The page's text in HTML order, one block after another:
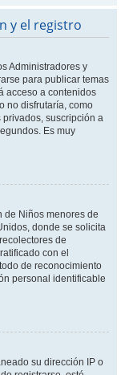
y el registro
Administradores y
para publicar temas
acceso a contenidos
no disfrutaría, como
suscripción a
Es muy
de Niños menores de
donde se solicita
de
con el
de reconocimiento
personal identificable
su dirección IP o